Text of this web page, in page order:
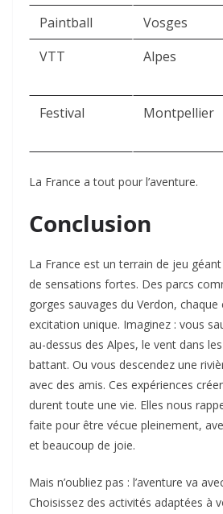
Paintball
Vosges
VTT
Alpes
Festival
Montpellier
La France a tout pour l’aventure.
Conclusion
La France est un terrain de jeu
de sensations fortes. Des parcs
gorges sauvages du Verdon,
excitation unique. Imaginez : vous
au-dessus des Alpes, le vent dans
battant. Ou vous descendez une
avec des amis. Ces expériences
durent toute une vie. Elles nous
faite pour être vécue pleinement,
et beaucoup de joie.
Mais n’oubliez pas : l’aventure va
Choisissez des activités adaptées à